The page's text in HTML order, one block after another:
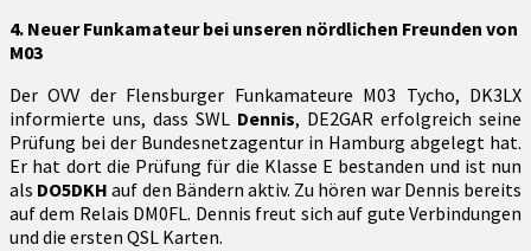
4. Neuer Funkamateur bei unseren nördlichen Freunden von
M03
Der OVV der Flensburger Funkamateure M03 Tycho, DK3LX
informierte uns, dass SWL Dennis, DE2GAR erfolgreich seine
Prüfung bei der Bundesnetzagentur in Hamburg abgelegt hat.
Er hat dort die Prüfung für die Klasse E bestanden und ist nun
als DO5DKHauf den Bändern aktiv. Zu hören war Dennis bereits
auf dem Relais DM0FL. Dennis freut sich auf gute Verbindungen
und die ersten QSL Karten.